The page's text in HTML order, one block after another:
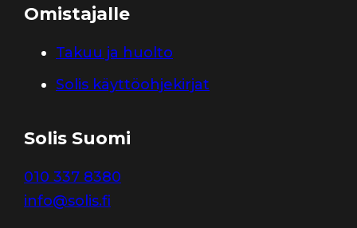
Omistajalle
Takuu ja huolto
Solis käyttöohjekirjat
Solis Suomi
010 337 8380
info@solis.fi